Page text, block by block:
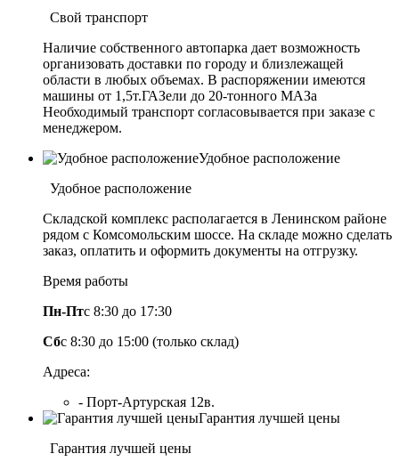
Свой транспорт
Наличие собственного автопарка дает возможность
организовать доставки по городу и близлежащей
области в любых объемах. В распоряжении имеются
машины от 1,5т.ГАЗели до 20-тонного МАЗа
Необходимый транспорт согласовывается при заказе с
менеджером.
Удобное расположение
Удобное расположение
Складской комплекс располагается в Ленинском районе
рядом с Комсомольским шоссе. На складе можно сделать
заказ, оплатить и оформить документы на отгрузку.
Время работы
Пн-Птс 8:30 до 17:30
Сбс 8:30 до 15:00 (только склад)
Адреса:
- Порт-Артурская 12в.
Гарантия лучшей цены
Гарантия лучшей цены